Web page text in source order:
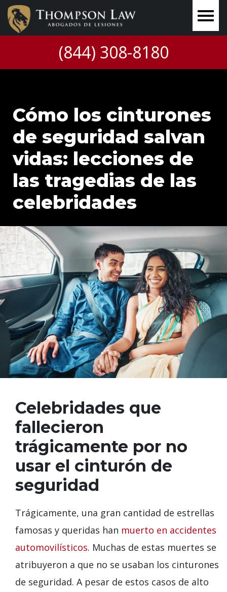
(844) 308-8180
Cómo los cinturones
de seguridad salvan
vidas: lecciones de
las tragedias de las
celebridades
Celebridades que
fallecieron
trágicamente por no
usar el cinturón de
seguridad
Trágicamente, una gran cantidad de estrellas
famosas y queridas han muerto en accidentes
automovilísticos. Muchas de estas muertes se
atribuyeron a que no se usaban los cinturones
de seguridad. A pesar de estos casos de alto